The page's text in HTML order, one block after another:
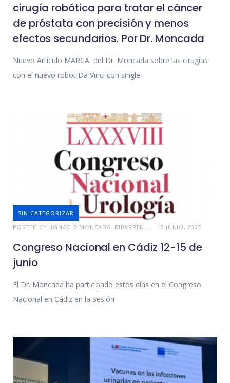
cirugía robótica para tratar el cáncer
de próstata con precisión y menos
efectos secundarios. Por Dr. Moncada
Nuevo Artículo MARCA del Dr. Moncada sobre las cirugías
con el nuevo robot Da Vinci con single
SIN CATEGORIZAR
POSTED BY: IGNACIO MONCADA IRIBARREN 12 JUNIO, 2025
Congreso Nacional en Cádiz 12-15 de
junio
El Dr. Moncada ha participado estos días en el Congreso
Nacional en Cádiz en la Sesión